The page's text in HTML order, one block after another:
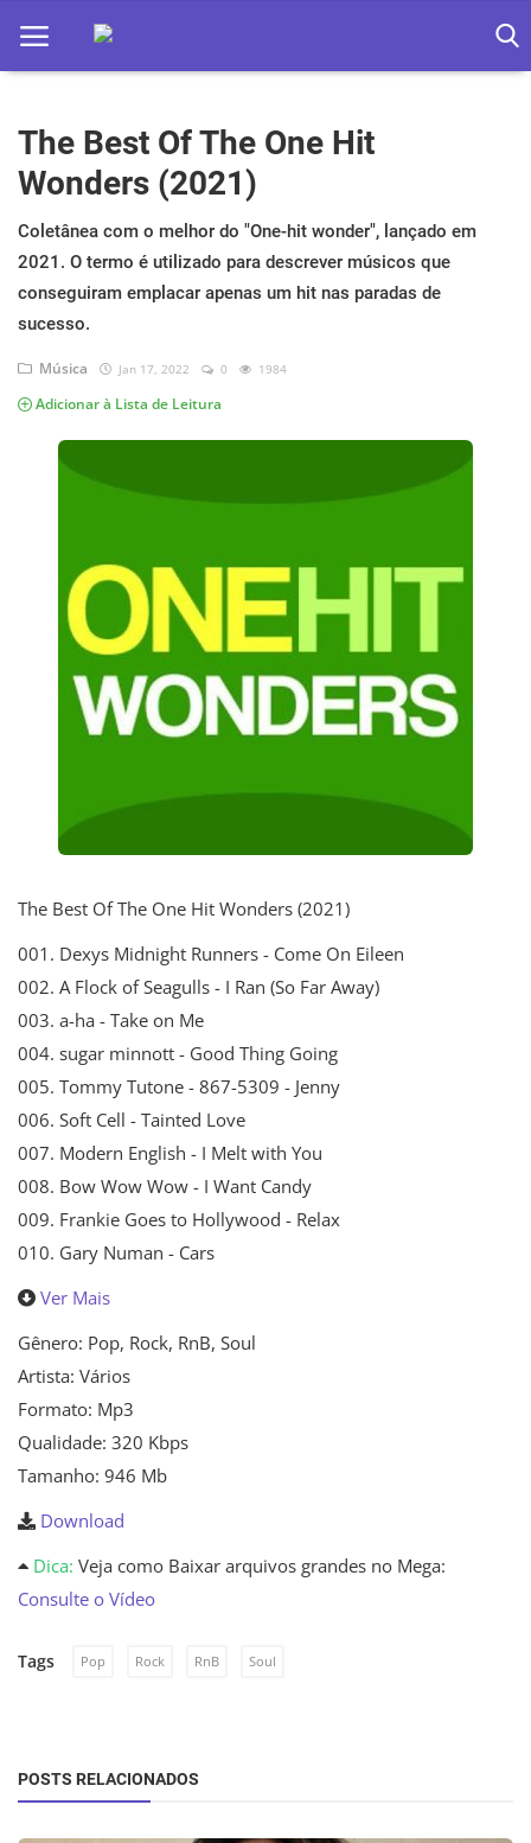
Home
Apps
Ebooks
Games
Música
Jogos hoje na TV
The Best Of The One Hit
Wonders (2021)
Coletânea com o melhor do "One-hit wonder", lançado em
2021. O termo é utilizado para descrever músicos que
conseguiram emplacar apenas um hit nas paradas de
sucesso.
Música Jan 17, 2022 0 1984
Adicionar à Lista de Leitura
The Best Of The One Hit Wonders (2021)
001. Dexys Midnight Runners - Come On Eileen
002. A Flock of Seagulls - I Ran (So Far Away)
003. a-ha - Take on Me
004. sugar minnott - Good Thing Going
005. Tommy Tutone - 867-5309 - Jenny
006. Soft Cell - Tainted Love
007. Modern English - I Melt with You
008. Bow Wow Wow - I Want Candy
009. Frankie Goes to Hollywood - Relax
010. Gary Numan - Cars
Ver Mais
Gênero: Pop, Rock, RnB, Soul
Artista: Vários
Formato: Mp3
Qualidade: 320 Kbps
Tamanho: 946 Mb
Download
Dica: Veja como Baixar arquivos grandes no Mega:
Consulte o Vídeo
Tags Pop Rock RnB Soul
POSTS RELACIONADOS